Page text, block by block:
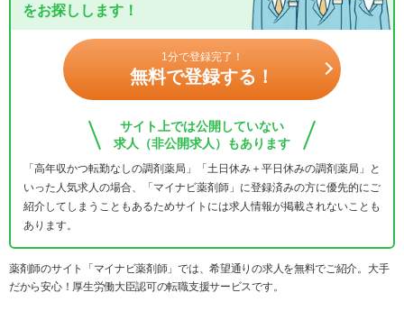
をお探しします！
1分で登録完了！
無料で登録する！
サイト上では公開していない
求人（非公開求人）もあります
「高年収かつ転勤なしの調剤薬局」「土日休み＋平日休みの調剤薬局」と
いった人気求人の場合、「マイナビ薬剤師」に登録済みの方に優先的にご
紹介してしまうこともあるためサイトには求人情報が掲載されないことも
あります。
薬剤師のサイト「マイナビ薬剤師」では、希望通りの求人を無料でご紹介。大手
だから安心！厚生労働大臣認可の転職支援サービスです。